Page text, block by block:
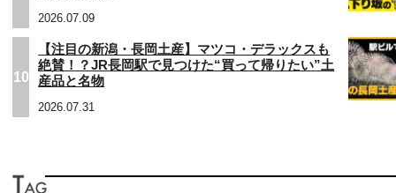
2026.07.09
10
【注目の新潟・長岡土産】マツコ・デラックスも
絶賛！？JR長岡駅で見つけた“買って帰りたい”土
産品と名物
2026.07.31